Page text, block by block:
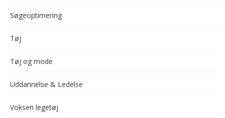
Søgeoptimering
Tøj
Tøj og mode
Uddannelse & Ledelse
Voksen legetøj